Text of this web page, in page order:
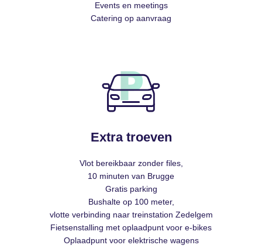
Events en meetings
Catering op aanvraag
Extra troeven
Vlot bereikbaar zonder files,
10 minuten van Brugge
Gratis parking
Bushalte op 100 meter,
vlotte verbinding naar treinstation Zedelgem
Fietsenstalling met oplaadpunt voor e-bikes
Oplaadpunt voor elektrische wagens